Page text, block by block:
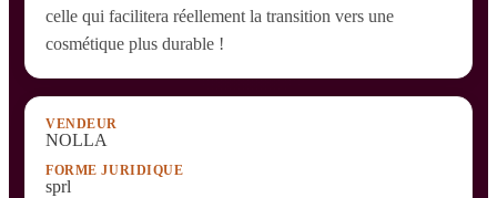
celle qui facilitera réellement la transition vers une
cosmétique plus durable !
VENDEUR
NOLLA
FORME JURIDIQUE
sprl